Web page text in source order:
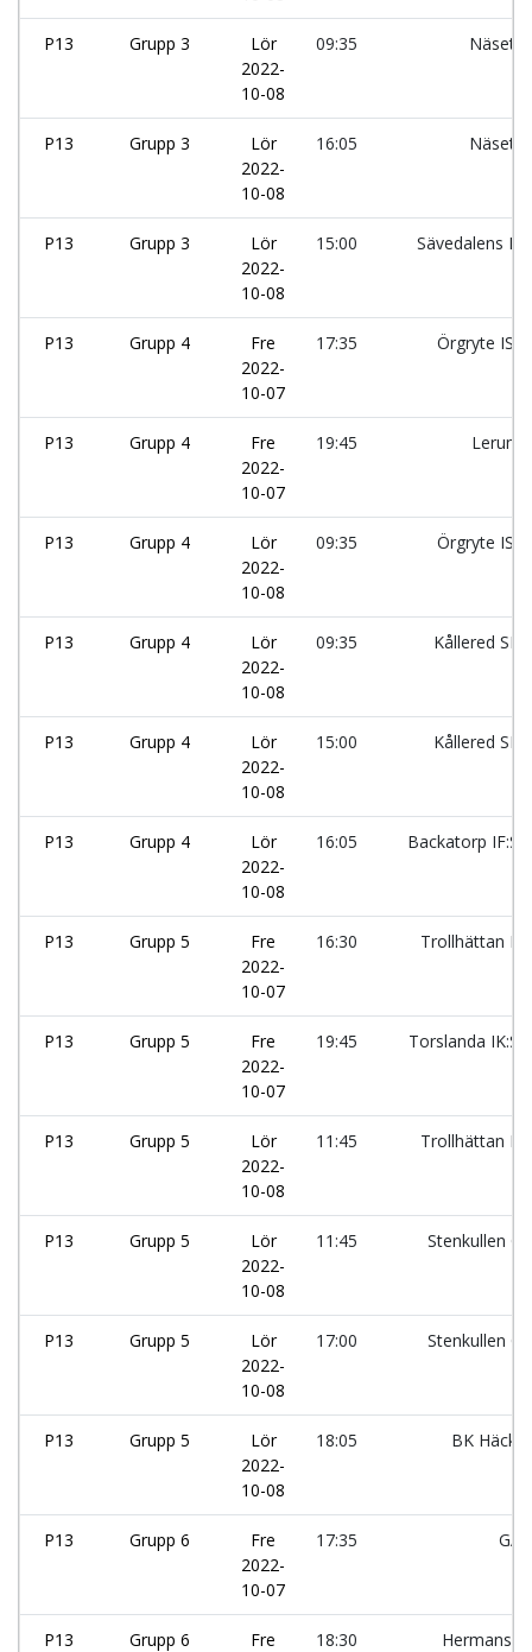
P13 Grupp 3
Lör
2022-
10-08
09:35 Näsets
P13 Grupp 3
Lör
2022-
10-08
16:05 Näsets
P13 Grupp 3
Lör
2022-
10-08
15:00 Sävedalens
P13 Grupp 4
Fre
2022-
10-07
17:35 Örgryte
P13 Grupp 4
Fre
2022-
10-07
19:45
P13 Grupp 4
Lör
2022-
10-08
09:35 Örgryte
P13 Grupp 4
Lör
2022-
10-08
09:35 Kållered
P13 Grupp 4
Lör
2022-
10-08
15:00 Kållered
P13 Grupp 4
Lör
2022-
10-08
16:05 Backatorp
P13 Grupp 5
Fre
2022-
10-07
16:30 Trollhättan
P13 Grupp 5
Fre
2022-
10-07
19:45 Torslanda
P13 Grupp 5
Lör
2022-
10-08
11:45 Trollhättan
P13 Grupp 5
Lör
2022-
10-08
11:45 Stenkullen
P13 Grupp 5
Lör
2022-
10-08
17:00 Stenkullen
P13 Grupp 5
Lör
2022-
10-08
18:05 BK
P13 Grupp 6
Fre
2022-
10-07
17:35
P13 Grupp 6
Fre
18:30